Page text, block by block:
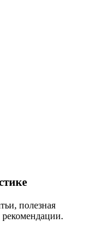
полезная